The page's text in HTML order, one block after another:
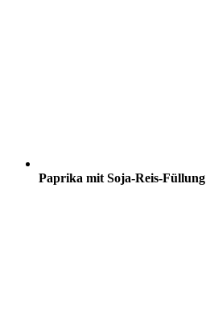
Paprika mit Soja-Reis-Füllung